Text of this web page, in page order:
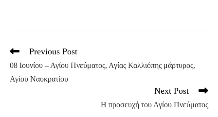
Read
articles
Previous Post
08 Ιουνίου – Αγίου Πνεύματος, Αγίας Καλλιόπης μάρτυρος,
Αγίου Ναυκρατίου
Next Post
Η προσευχή του Αγίου Πνεύματος